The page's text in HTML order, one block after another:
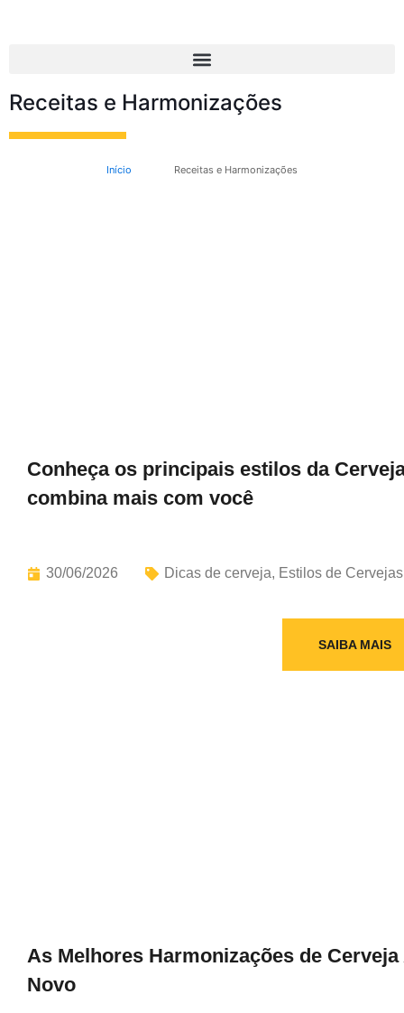
Receitas e Harmonizações
Início Receitas e Harmonizações
Conheça os principais estilos da
combina mais com você
30/06/2026 Dicas de cerveja, Estilos de Cervejas
SAIBA MAIS
As Melhores Harmonizações de
Novo